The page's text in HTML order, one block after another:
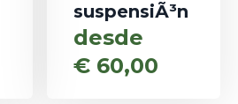
suspensiÃ³n
desde
€ 60,00